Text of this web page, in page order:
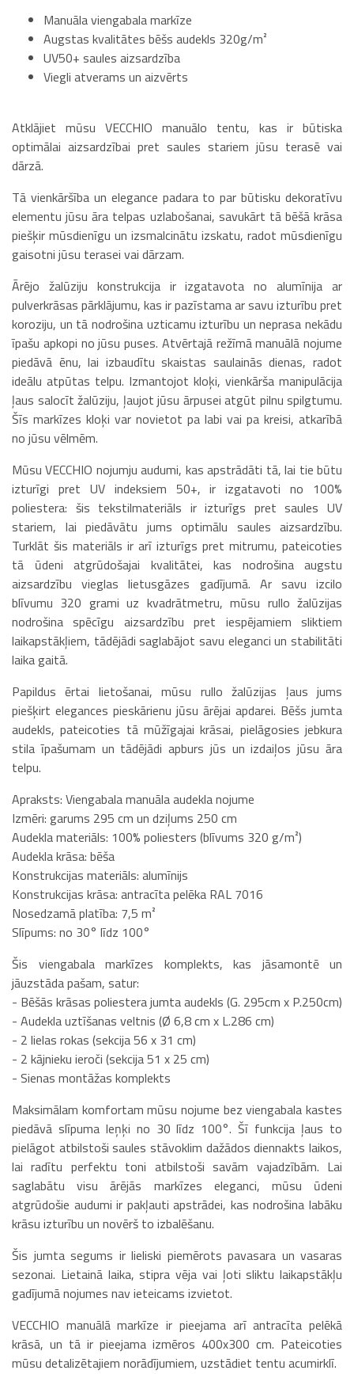
Manuāla viengabala markīze
Augstas kvalitātes bēšs audekls 320g/m²
UV50+ saules aizsardzība
Viegli atverams un aizvērts
Atklājiet mūsu VECCHIO manuālo tentu, kas ir būtiska
optimālai aizsardzībai pret saules stariem jūsu terasē vai
dārzā.
Tā vienkāršība un elegance padara to par būtisku dekoratīvu
elementu jūsu āra telpas uzlabošanai, savukārt tā bēšā krāsa
piešķir mūsdienīgu un izsmalcinātu izskatu, radot mūsdienīgu
gaisotni jūsu terasei vai dārzam.
Ārējo žalūziju konstrukcija ir izgatavota no alumīnija ar
pulverkrāsas pārklājumu, kas ir pazīstama ar savu izturību pret
koroziju, un tā nodrošina uzticamu izturību un neprasa nekādu
īpašu apkopi no jūsu puses. Atvērtajā režīmā manuālā nojume
piedāvā ēnu, lai izbaudītu skaistas saulainās dienas, radot
ideālu atpūtas telpu. Izmantojot kloķi, vienkārša manipulācija
ļaus salocīt žalūziju, ļaujot jūsu ārpusei atgūt pilnu spilgtumu.
Šīs markīzes kloķi var novietot pa labi vai pa kreisi, atkarībā
no jūsu vēlmēm.
Mūsu VECCHIO nojumju audumi, kas apstrādāti tā, lai tie būtu
izturīgi pret UV indeksiem 50+, ir izgatavoti no 100%
poliestera: šis tekstilmateriāls ir izturīgs pret saules UV
stariem, lai piedāvātu jums optimālu saules aizsardzību.
Turklāt šis materiāls ir arī izturīgs pret mitrumu, pateicoties
tā ūdeni atgrūdošajai kvalitātei, kas nodrošina augstu
aizsardzību vieglas lietusgāzes gadījumā. Ar savu izcilo
blīvumu 320 grami uz kvadrātmetru, mūsu rullo žalūzijas
nodrošina spēcīgu aizsardzību pret iespējamiem sliktiem
laikapstākļiem, tādējādi saglabājot savu eleganci un stabilitāti
laika gaitā.
Papildus ērtai lietošanai, mūsu rullo žalūzijas ļaus jums
piešķirt elegances pieskārienu jūsu ārējai apdarei. Bēšs jumta
audekls, pateicoties tā mūžīgajai krāsai, pielāgosies jebkura
stila īpašumam un tādējādi apburs jūs un izdaiļos jūsu āra
telpu.
Apraksts: Viengabala manuāla audekla nojume
Izmēri: garums 295 cm un dziļums 250 cm
Audekla materiāls: 100% poliesters (blīvums 320 g/m²)
Audekla krāsa: bēša
Konstrukcijas materiāls: alumīnijs
Konstrukcijas krāsa: antracīta pelēka RAL 7016
Nosedzamā platība: 7,5 m²
Slīpums: no 30° līdz 100°
Šis viengabala markīzes komplekts, kas jāsamontē un
jāuzstāda pašam, satur:
- Bēšās krāsas poliestera jumta audekls (G. 295cm x P.250cm)
- Audekla uztīšanas veltnis (Ø 6,8 cm x L.286 cm)
- 2 lielas rokas (sekcija 56 x 31 cm)
- 2 kājnieku ieroči (sekcija 51 x 25 cm)
- Sienas montāžas komplekts
Maksimālam komfortam mūsu nojume bez viengabala kastes
piedāvā slīpuma leņķi no 30 līdz 100°. Šī funkcija ļaus to
pielāgot atbilstoši saules stāvoklim dažādos diennakts laikos,
lai radītu perfektu toni atbilstoši savām vajadzībām. Lai
saglabātu visu ārējās markīzes eleganci, mūsu ūdeni
atgrūdošie audumi ir pakļauti apstrādei, kas nodrošina labāku
krāsu izturību un novērš to izbalēšanu.
Šis jumta segums ir lieliski piemērots pavasara un vasaras
sezonai. Lietainā laika, stipra vēja vai ļoti sliktu laikapstākļu
gadījumā nojumes nav ieteicams izvietot.
VECCHIO manuālā markīze ir pieejama arī antracīta pelēkā
krāsā, un tā ir pieejama izmēros 400x300 cm. Pateicoties
mūsu detalizētajiem norādījumiem, uzstādiet tentu acumirklī.